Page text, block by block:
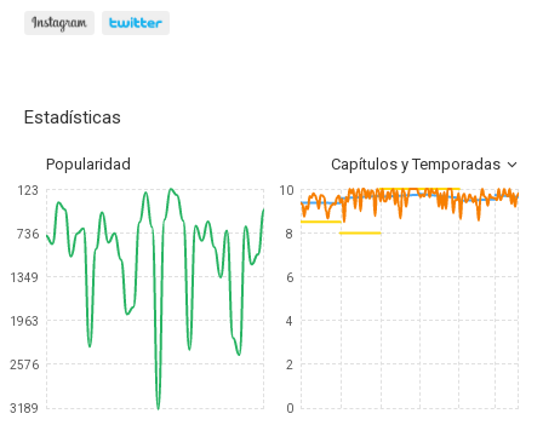
Estadísticas
Popularidad Capítulos y Temporadas
123
736
1349
1963
2576
3189
10
8
6
4
2
0